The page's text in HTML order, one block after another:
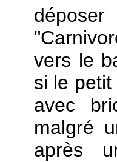
vers le
si le
avec
malgré
après